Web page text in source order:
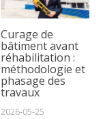
Curage de
bâtiment avant
réhabilitation :
méthodologie et
phasage des
travaux
2026-05-25